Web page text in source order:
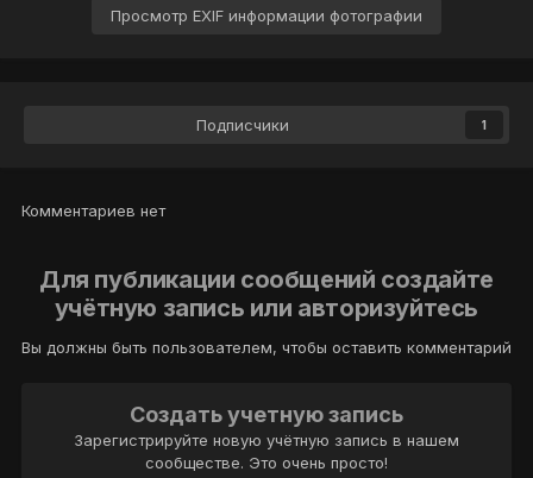
Просмотр EXIF информации фотографии
Подписчики 1
Комментариев нет
Для публикации сообщений создайте
учётную запись или авторизуйтесь
Вы должны быть пользователем, чтобы оставить комментарий
Создать учетную запись
Зарегистрируйте новую учётную запись в нашем
сообществе. Это очень просто!